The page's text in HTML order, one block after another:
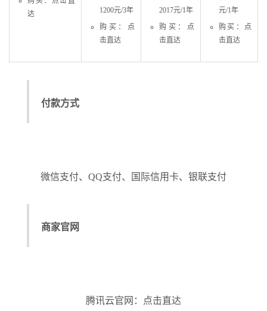
达
1200元/3年
购买：点
击直达
2017元/1年
购买：点
击直达
元/1年
购买：点
击直达
付款方式
微信支付、QQ支付、国际信用卡、银联支付
商家官网
腾讯云官网：点击直达